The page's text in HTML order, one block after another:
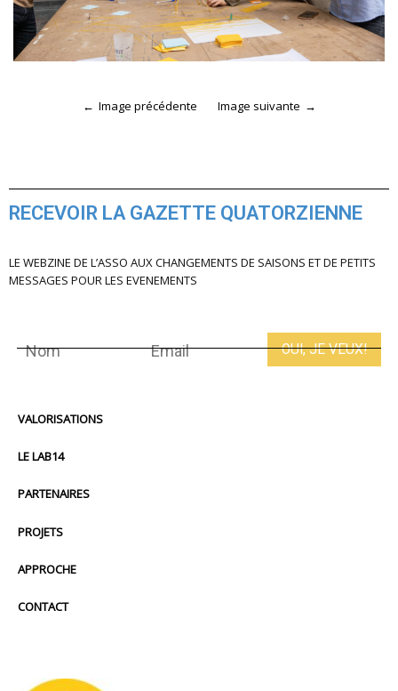
Image précédente Image suivante
RECEVOIR LA GAZETTE QUATORZIENNE
LE WEBZINE DE L’ASSO AUX CHANGEMENTS DE SAISONS ET DE PETITS
MESSAGES POUR LES EVENEMENTS
VALORISATIONS
LE LAB14
PARTENAIRES
PROJETS
APPROCHE
CONTACT